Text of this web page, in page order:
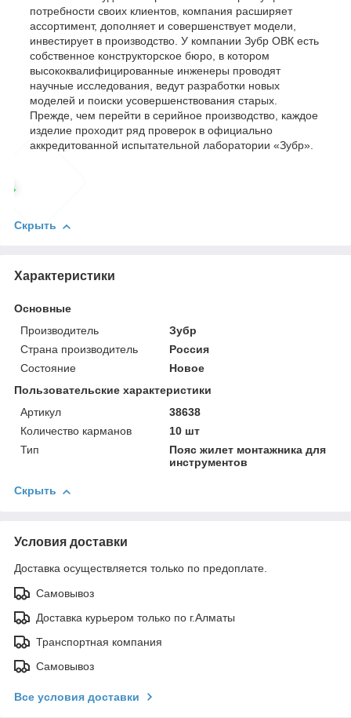
потребности своих клиентов, компания расширяет
ассортимент, дополняет и совершенствует модели,
инвестирует в производство. У компании Зубр ОВК есть
собственное конструкторское бюро, в котором
высококвалифицированные инженеры проводят
научные исследования, ведут разработки новых
моделей и поиски усовершенствования старых.
Прежде, чем перейти в серийное производство, каждое
изделие проходит ряд проверок в официально
аккредитованной испытательной лаборатории «Зубр».
Скрыть
Характеристики
Основные
Производитель
Зубр
Страна производитель
Россия
Состояние
Новое
Пользовательские характеристики
Артикул
38638
Количество карманов
10 шт
Тип
Пояс жилет монтажника для
инструментов
Скрыть
Условия доставки
Доставка осуществляется только по предоплате.
Самовывоз
Доставка курьером только по г.Алматы
Транспортная компания
Самовывоз
Все условия доставки